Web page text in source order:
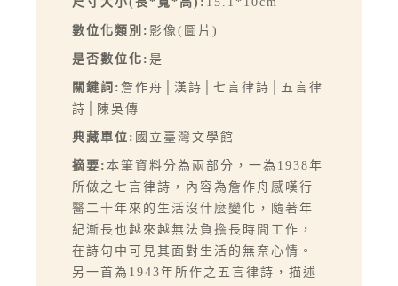
數位化類別: 影像(圖片)
是否數位化: 是
關鍵詞: 詹作舟│漢詩│七言律詩│五言律
詩│陳吳傳
典藏單位: 國立臺灣文學館
摘要: 本筆資料分為兩部分，一為1938年
所做之七言律詩，內容為詹作舟感嘆行
醫二十年來的生活沒什麼變化，隨著年
紀漸長也越來越無法負擔長時間工作，
在詩句中可見其面對生活的無奈心情。
另一首為1943年所作之五言律詩，描述